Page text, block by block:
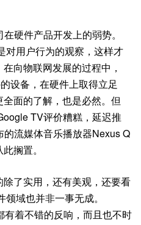
硬件产品开发上的弱势。
对用户行为的观察，这样才
向物联网发展的过程中，
设备，在硬件上取得立足
面的了解，也是必然。但
TV评价糟糕，延迟推
流媒体音乐播放器Nexus Q
搁置。
了实用，还有美观，还要看
域也并非一事无成。
着不错的反响，而且也不时